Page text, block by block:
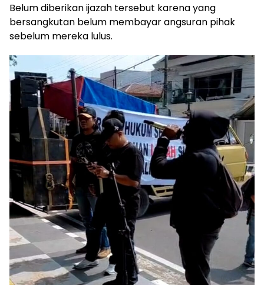
Belum diberikan ijazah tersebut karena yang
bersangkutan belum membayar angsuran pihak
sebelum mereka lulus.